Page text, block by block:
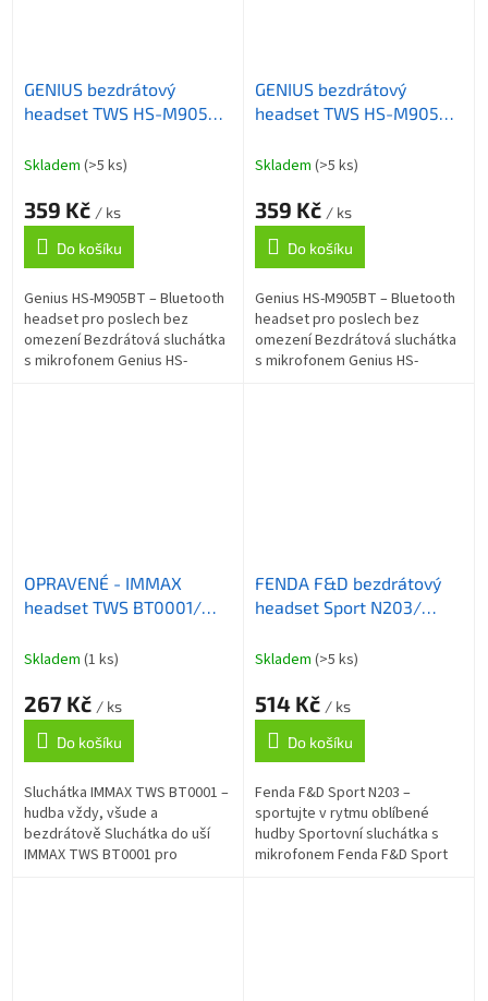
GENIUS bezdrátový
headset TWS HS-M905BT
5.3/ USB-C nabíjení/
Skladem (>5 ks)
359 Kč / ks
Do košíku
Genius HS-M905BT – Bluetooth
headset pro poslech bez
omezení Bezdrátová sluchátka
s mikrofonem Genius HS-
GENIUS bezdrátový
headset TWS HS-M905BT
USB-C nabíjení/ bílé
Skladem (>5 ks)
359 Kč / ks
Do košíku
Genius HS-M905BT – Bluetooth
headset pro poslech bez
omezení Bezdrátová sluchátka
s mikrofonem Genius HS-
OPRAVENÉ - IMMAX
headset TWS BT0001/
bezdrátová/ BT 4.2 +
3h/ dosah 10m/ čer...
Skladem (1 ks)
267 Kč / ks
Do košíku
Sluchátka IMMAX TWS BT0001 –
hudba vždy, všude a
bezdrátově Sluchátka do uší
IMMAX TWS BT0001 pro
FENDA F&D bezdrátový
headset Sport N203/
design/ zelený
Skladem (>5 ks)
514 Kč / ks
Do košíku
Fenda F&D Sport N203 –
sportujte v rytmu oblíbené
hudby Sportovní sluchátka s
mikrofonem Fenda F&D Sport